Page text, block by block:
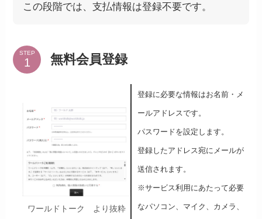
この段階では、支払情報は登録不要です。
STEP 無料会員登録
ワールドトーク より抜粋
登録に必要な情報はお名前・メ
ールアドレスです。
パスワードを設定します。
登録したアドレス宛にメールが
送信されます。
※サービス利用にあたって必要
なパソコン、マイク、カメラ、